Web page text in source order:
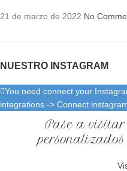
21 de marzo de 2022 No
NUESTRO INSTAGRAM
You need connect your
integrations -> Connect
Pase a visitar